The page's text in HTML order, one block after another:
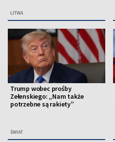
LITWA
Trump wobec prośby
Zełenskiego: „Nam także
potrzebne są rakiety”
ŚWIAT